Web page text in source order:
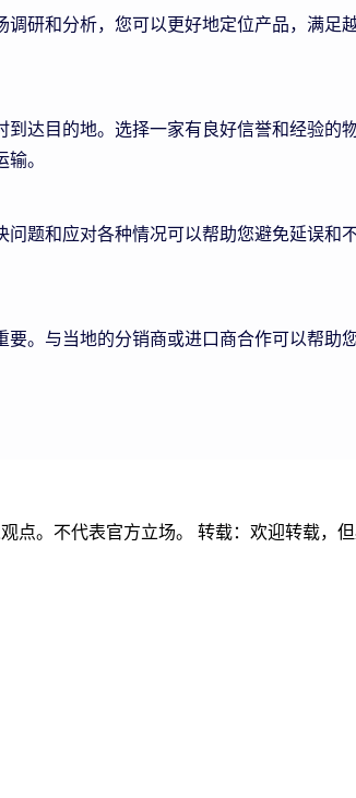
研和分析，您可以更好地定位产品，满
达目的地。选择一家有良好信誉和经验
。
题和应对各种情况可以帮助您避免延误
。与当地的分销商或进口商合作可以帮
。不代表官方立场。 转载：欢迎转载，